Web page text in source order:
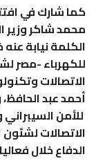
كما شارك في
محمد شاكر وزير
الكلمة نيابة
للكهرباء -مصر
الاتصالات
أحمد عبد
للأمن
الاتصالات
الدفاع خلال